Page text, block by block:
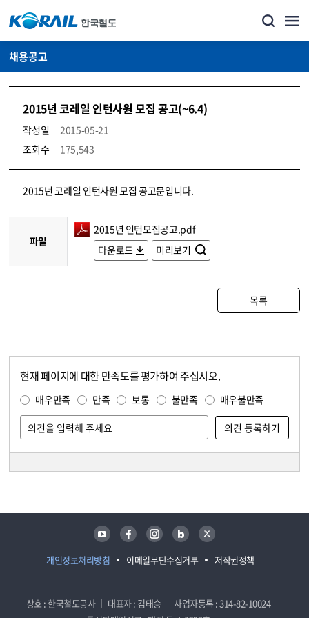
채용공고
2015년 코레일 인턴사원 모집 공고(~6.4)
작성일
2015-05-21
조회수
175,543
코레일소개_경영공시_채용공고 상세보기 – 내용, 파일, 담당자 연락처로 구성
2015년 코레일 인턴사원 모집 공고문입니다.
파일
2015년 인턴모집공고.pdf
다운로드
미리보기
목록
현재 페이지에 대한 만족도를 평가하여 주십시오.
매우만족 만족 보통 불만족 매우불만족
개인정보처리방침 이메일무단수집거부 저작권정책
유튜브 페이스북 인스타그램 블로그 트위터
상호 : 한국철도공사 대표자 : 김태승
사업자등록 : 314-82-10024